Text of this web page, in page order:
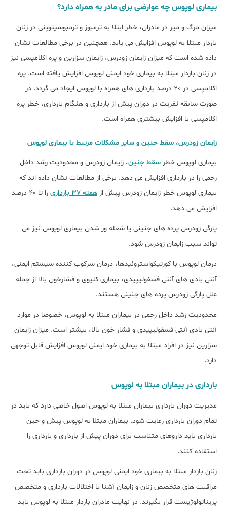
بیماری لوپوس چه عوارضی برای مادر به همراه دارد؟
میزان مرگ و میر در مادران، خطر ابتلا به ترمبوز و ترمبوسیتوپنی در زنان
باردار مبتلا به لوپوس افزایش می یابد. همچنین در برخی مطالعات نشان
داده شده است که میزان زایمان زودرس، زایمان سزارین و پره اکلامپسی نیز
در زنان باردار مبتلا به بیماری خود ایمنی لوپوس افزایش یافته است. پره
اکلامپسی در 20 درصد بارداری های همراه با لوپوس ایجاد می گردد. در
صورت سابقه نفریت در دوران پیش از بارداری و هنگام بارداری، خطر پره
اکلامپسی با افزایش بیشتری همراه است.
زایمان زودرس، سقط جنین و سایر مشکلات مرتبط با بیماری لوپوس
بیماری لوپوس خطر سقط جنین، زایمان زودرس و محدودیت رشد داخل
رحمی را در بارداری افزایش می دهد. برخی از مطالعات نشان داده اند که
بیماری لوپوس خطر زایمان زودرس پیش از هفته 37 بارداری
را تا 40 درصد
افزایش می دهد.
پارگی زودرس پرده های جنینی یا شعله ور شدن بیماری لوپوس نیز می
تواند سبب زایمان زودرس شود.
درمان لوپوس با کورتیکواستروئیدها، درمان سرکوب کننده سیستم ایمنی،
آنتی بادی های آنتی فسفولیپیدی، بیماری کلیوی و فشارخون بالا از جمله
علل پارگی زودرس پرده های جنینی هستند.
محدودیت رشد داخل رحمی در بیماران مبتلا به لوپوس، خصوصا در موارد
آنتی بادی آنتی فسفولیپیدی و فشار خون بالا، بیشتر است. میزان زایمان
سزارین نیز در افراد مبتلا به بیماری خود ایمنی لوپوس افزایش قابل توجهی
دارد.
بارداری در بیماران مبتلا به لوپوس
مدیریت دوران بارداری بیماران مبتلا به لوپوس اصول خاصی دارد که باید در
تمام دوران بارداری رعایت شود. بیماران مبتلا به لوپوس پیش و حین
بارداری باید داروهای متناسب برای دوران پیش از بارداری و بارداری را
استفاده کنند.
زنان باردار مبتلا به بیماری خود ایمنی لوپوس در دوران بارداری باید تحت
مراقبت های متخصص زنان و زایمان آشنا با اختلالات بارداری و متخصص
پریناتولوژیست قرار بگیرند. در نهایت مادران باردار مبتلا به لوپوس باید